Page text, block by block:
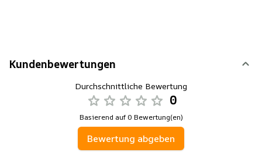
Kundenbewertungen
Durchschnittliche Bewertung
0
Basierend auf 0 Bewertung(en)
Bewertung abgeben